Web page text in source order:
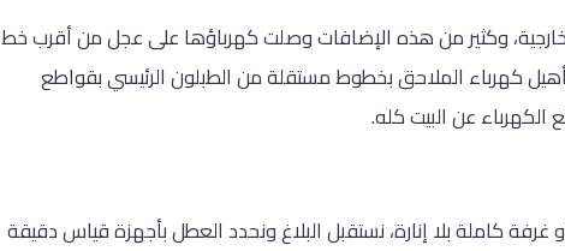
وكثير من هذه الإضافات وصلت كهرباؤها على عجل من أقرب خط
كهرباء الملاحق بخطوط مستقلة من الطبلون الرئيسي بقواطع
عن البيت كله.
بلا إنارة، نستقبل البلاغ ونحدد العطل بأجهزة قياس دقيقة